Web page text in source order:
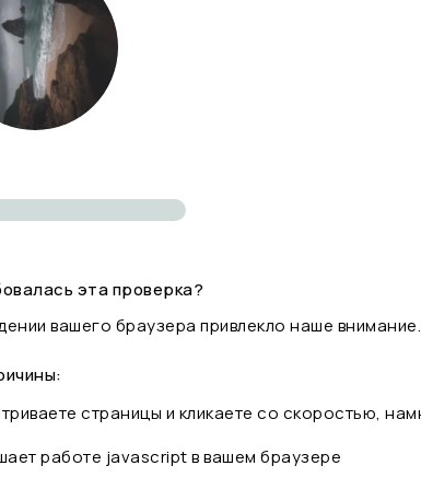
эта проверка?
вашего браузера привлекло наше внимание.
страницы и кликаете со скоростью,
работе javascript в вашем браузере